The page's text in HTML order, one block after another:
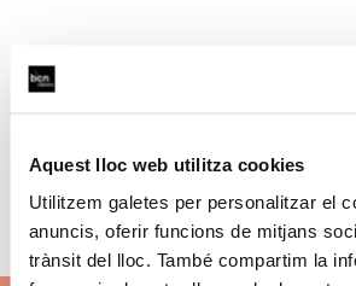
Aquest lloc web utilitza cookies
Utilitzem galetes per personalitzar el
anuncis, oferir funcions de mitjans
trànsit del lloc. També compartim la